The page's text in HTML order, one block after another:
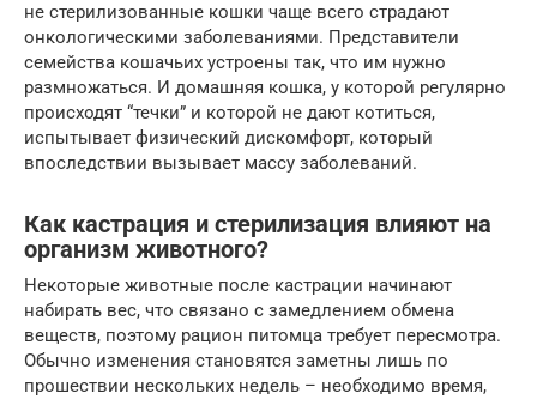
не стерилизованные кошки чаще всего страдают
онкологическими заболеваниями. Представители
семейства кошачьих устроены так, что им нужно
размножаться. И домашняя кошка, у которой регулярно
происходят “течки” и которой не дают котиться,
испытывает физический дискомфорт, который
впоследствии вызывает массу заболеваний.
Как кастрация и стерилизация влияют на
организм животного?
Некоторые животные после кастрации начинают
набирать вес, что связано с замедлением обмена
веществ, поэтому рацион питомца требует пересмотра.
Обычно изменения становятся заметны лишь по
прошествии нескольких недель – необходимо время,